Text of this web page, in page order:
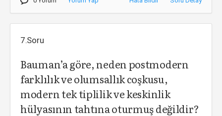
7.Soru
Bauman’a göre, neden postmodern
farklılık ve olumsallık coşkusu,
modern tek tiplilik ve keskinlik
hülyasının tahtına oturmuş değildir?